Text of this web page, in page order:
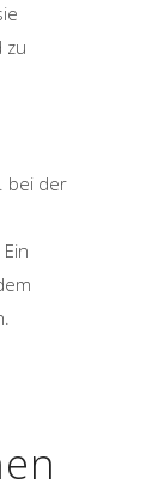
zu
bei der